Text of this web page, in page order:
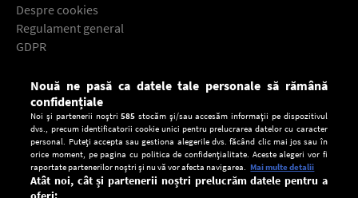
Despre cookies
Regulament general
GDPR
Descarcă gratuit aplicaţia Europa FM pentru smartphone:
Nouă ne pasă ca datele tale personale să rămână
confidențiale
Noi și partenerii noștri585 stocăm și/sau accesăm informații pe dispozitivul
dvs., precum identificatorii cookie unici pentru prelucrarea datelor cu caracter
personal. Puteți accepta sau gestiona alegerile dvs. făcând clic mai jos sau în
orice moment, pe pagina cu politica de confidențialitate. Aceste alegeri vor fi
raportate partenerilor noștri și nu vă vor afecta navigarea. Mai multe detalii
Atât noi, cât și partenerii noștri prelucrăm datele pentru a